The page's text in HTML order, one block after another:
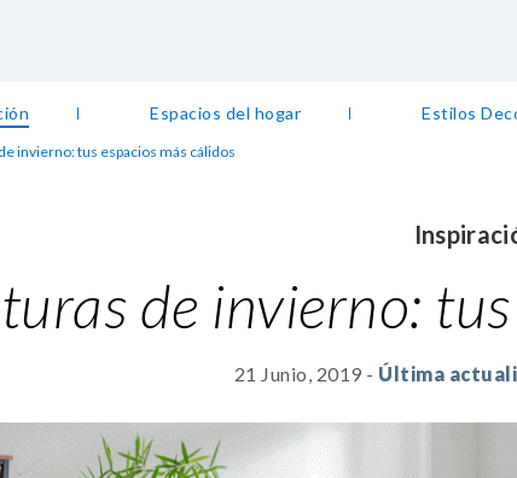
Espacios del hogar Estilos
invierno: tus espacios más cálidos
de invierno:
21 Junio, 2019 - Última